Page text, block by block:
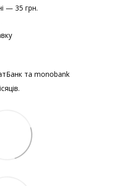
— 35 грн.
та monobank